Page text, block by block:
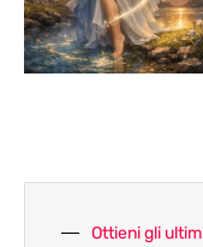
Ottieni gli